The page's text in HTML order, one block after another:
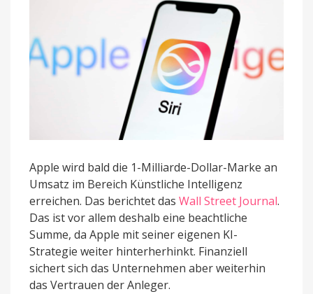
Apple wird bald die 1-Milliarde-Dollar-Marke an
Umsatz im Bereich Künstliche Intelligenz
erreichen. Das berichtet das Wall Street Journal.
Das ist vor allem deshalb eine beachtliche
Summe, da Apple mit seiner eigenen KI-
Strategie weiter hinterherhinkt. Finanziell
sichert sich das Unternehmen aber weiterhin
das Vertrauen der Anleger.